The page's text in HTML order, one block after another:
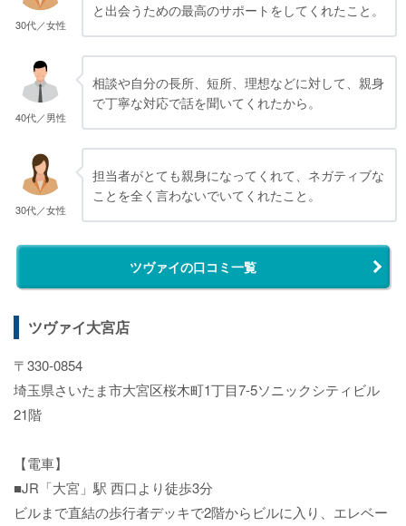
30代／女性
と出会うための最高のサポートをしてくれたこと。
40代／男性
相談や自分の長所、短所、理想などに対して、親身
で丁寧な対応で話を聞いてくれたから。
30代／女性
担当者がとても親身になってくれて、ネガティブな
ことを全く言わないでいてくれたこと。
ツヴァイの口コミ一覧
ツヴァイ大宮店
〒330-0854
埼玉県さいたま市大宮区桜木町1丁目7-5ソニックシティビル
21階
【電車】
■JR「大宮」駅 西口より徒歩3分
ビルまで直結の歩行者デッキで2階からビルに入り、エレベー